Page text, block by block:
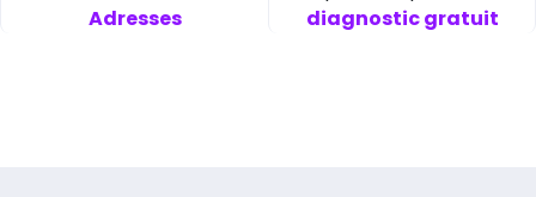
Adresses
diagnostic gratuit